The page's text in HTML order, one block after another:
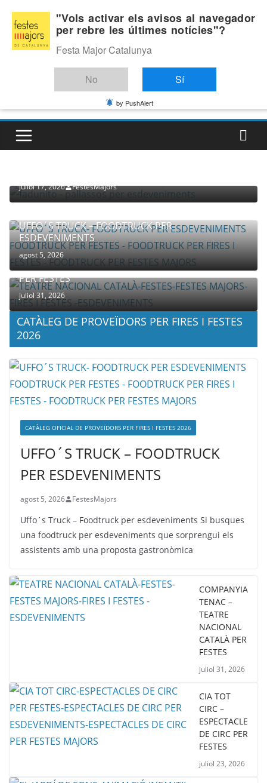
content
Dilluns, agost 10, 2026
Última:
juliol 17, 2026 FestesMajors
UFFO´S TRUCK – FOODTRUCK PER
ESDEVENIMENTS
agost 5, 2026
COMPANYIA TENAC – TEATRE NACIONAL CATALÀ
PER FESTES
juliol 31, 2026
CATÀLEG DE PROVEÏDORS PER FIRES I FESTES
2026
CATÀLEG OFICIAL DE PROVEÏDORS PER FIRES I FESTES 2026
UFFO´S TRUCK – FOODTRUCK
PER ESDEVENIMENTS
agost 5, 2026 FestesMajors
Uffo´s Truck – Foodtruck per esdeveniments Si busques
una foodtruck per esdeveniments que sorprengui els
assistents amb una proposta gastronòmica
COMPANYIA
TENAC –
TEATRE
NACIONAL
CATALÀ PER
FESTES
juliol 31, 2026
CIA TOT
CIRC –
ESPECTACLE
DE CIRC PER
FESTES
juliol 23, 2026
"Vols activar els avisos al navegador
per rebre les últimes notícies"?
Festa Major Catalunya
No Sí
by PushAlert